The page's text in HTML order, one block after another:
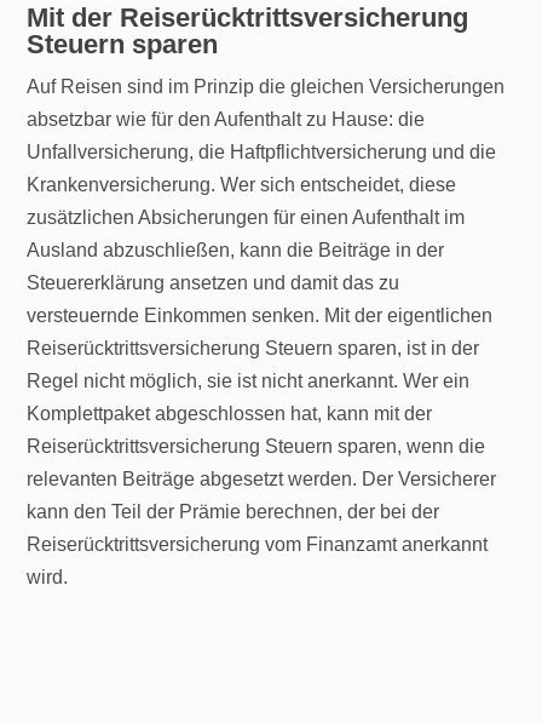
Mit der Reiserücktrittsversicherung
Steuern sparen
Auf Reisen sind im Prinzip die gleichen Versicherungen
absetzbar wie für den Aufenthalt zu Hause: die
Unfallversicherung, die Haftpflichtversicherung und die
Krankenversicherung. Wer sich entscheidet, diese
zusätzlichen Absicherungen für einen Aufenthalt im
Ausland abzuschließen, kann die Beiträge in der
Steuererklärung ansetzen und damit das zu
versteuernde Einkommen senken. Mit der eigentlichen
Reiserücktrittsversicherung Steuern sparen, ist in der
Regel nicht möglich, sie ist nicht anerkannt. Wer ein
Komplettpaket abgeschlossen hat, kann mit der
Reiserücktrittsversicherung Steuern sparen, wenn die
relevanten Beiträge abgesetzt werden. Der Versicherer
kann den Teil der Prämie berechnen, der bei der
Reiserücktrittsversicherung vom Finanzamt anerkannt
wird.